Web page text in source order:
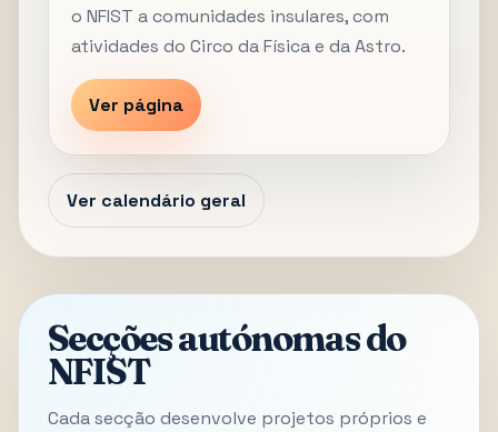
o NFIST a comunidades insulares, com
atividades do Circo da Física e da Astro.
Ver página
Ver calendário geral
Secções autónomas do
NFIST
Cada secção desenvolve projetos próprios e